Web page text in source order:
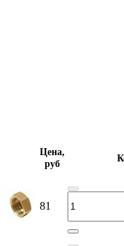
Цена,
руб
81